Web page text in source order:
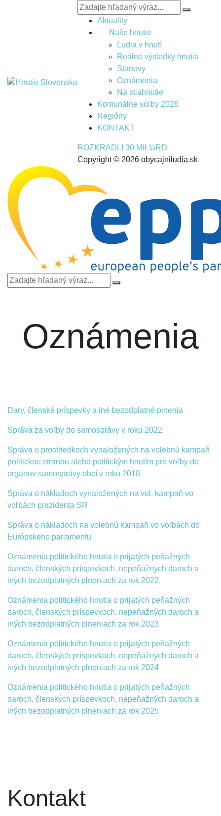
Aktuality
Naše hnutie
Ľudia v hnutí
Reálne výsledky hnutia
Stanovy
Oznámenia
Na stiahnutie
Komunálne voľby 2026
Regióny
KONTAKT
ROZKRADLI 30 MILIáRD
Copyright © 2026 obycajniludia.sk
Oznámenia
Dary, členské príspevky a iné bezodplatné plnenia
Správa za voľby do samosprávy v roku 2022
Správa o prostriedkoch vynaložených na volebnú kampaň
politickou stranou alebo potitickým hnutím pre voľby do
orgánov samosprávy obcí v roku 2018
Správa o nákladoch vynaložených na vol. kampaň vo
voľbách prezidenta SR
Správa o nákladoch na volebnú kampaň vo voľbách do
Európskeho parlamentu
Oznámenia politického hnutia o prijatých peňažných
daroch, členských príspevkoch, nepeňažných daroch a
iných bezodplatných plneniach za rok 2022.
Oznámenia politického hnutia o prijatých peňažných
daroch, členských príspevkoch, nepeňažných daroch a
iných bezodplatných plneniach za rok 2023
Oznámenia politického hnutia o prijatých peňažných
daroch, členských príspevkoch, nepeňažných daroch a
iných bezodplatných plneniach za rok 2024
Oznámenia politického hnutia o prijatých peňažných
daroch, členských príspevkoch, nepeňažných daroch a
iných bezodplatných plneniach za rok 2025
Kontakt